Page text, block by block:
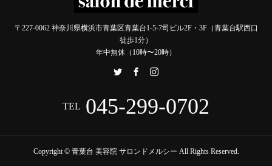
〒227-0062 神奈川県横浜市青葉区青葉台1-5-7司ビル2F・3F（青葉台駅西口
徒歩1分）
年中無休（10時〜20時）
TEL 045-299-0702
Copyright © 青葉台 美容院 サロンドメルシー All Rights Reserved.